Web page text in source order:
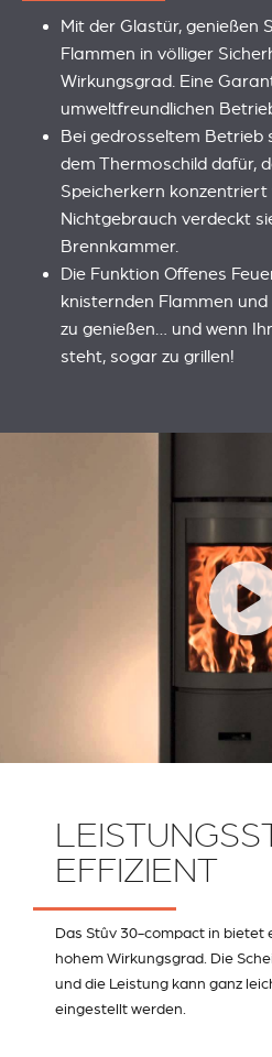
Mit der Glastür, genießen
Flammen in völliger
Wirkungsgrad. Eine
umweltfreundlichen
Bei gedrosseltem
dem Thermoschild dafür,
Speicherkern konzentriert
Nichtgebrauch verdeckt
Brennkammer.
Die Funktion Offenes
knisternden Flammen
zu genießen… und wenn
steht, sogar zu grillen!
EFFIZIENT
Das Stûv 30-compact in bietet
hohem Wirkungsgrad. Die
und die Leistung kann ganz
eingestellt werden.